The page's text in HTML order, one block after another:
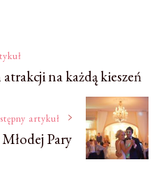
na każdą kieszeń
artykuł
Pary